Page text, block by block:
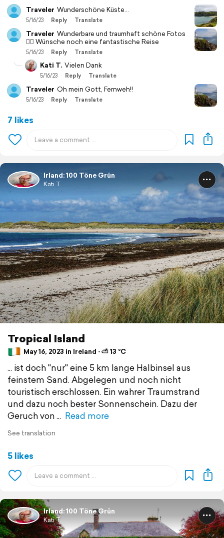
Traveler Wunderschöne Küste...
5/16/23 Reply Translate
Traveler Wunderbare und traumhaft schöne Fotos
👍🏻 Wünsche noch eine fantastische Reise
5/16/23 Reply Translate
Kati T. Vielen Dank
5/16/23 Reply Translate
Traveler Oh mein Gott, Fernweh!!
5/16/23 Reply Translate
7 likes
Irland: 100 Töne Grün
Kati T.
Tropical Island
May 16, 2023 in Ireland ⋅ ⛅ 13 °C
... ist doch "nur" eine 5 km lange Halbinsel aus
feinstem Sand. Abgelegen und noch nicht
touristisch erschlossen. Ein wahrer Traumstrand
und dazu noch bester Sonnenschein. Dazu der
Geruch von
Read more
See translation
5 likes
Irland: 100 Töne Grün
Kati T.